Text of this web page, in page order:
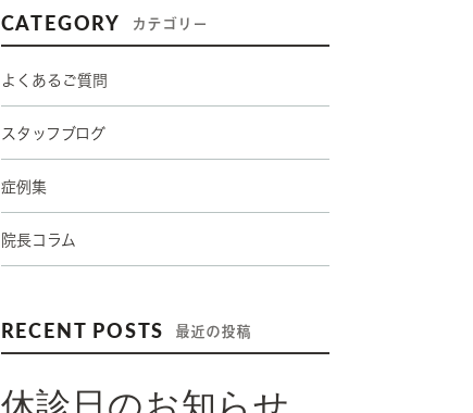
CATEGORY カテゴリー
よくあるご質問
スタッフブログ
症例集
院長コラム
RECENT POSTS 最近の投稿